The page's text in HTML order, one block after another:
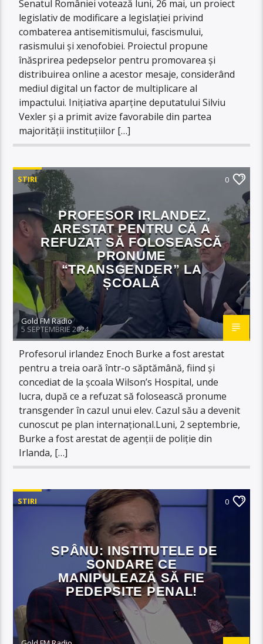
Senatul României votează luni, 26 mai, un proiect
legislativ de modificare a legislației privind
combaterea antisemitismului, fascismului,
rasismului și xenofobiei. Proiectul propune
înăsprirea pedepselor pentru promovarea și
distribuirea online a acestor mesaje, considerând
mediul digital un factor de multiplicare al
impactului. Inițiativa aparține deputatului Silviu
Vexler și a primit avize favorabile din partea
majorității instituțiilor […]
STIRI 0
PROFESOR IRLANDEZ,
ARESTAT PENTRU CĂ A
REFUZAT SĂ FOLOSEASCĂ
PRONUME
“TRANSGENDER” LA
ȘCOALĂ
Gold FM Radio
5 SEPTEMBRIE 2024
Profesorul irlandez Enoch Burke a fost arestat
pentru a treia oară într-o săptămână, fiind și
concediat de la școala Wilson’s Hospital, unde
lucra, după ce a refuzat să folosească pronume
transgender în cazul unui elev. Cazul său a devenit
cunoscut pe plan internațional.Luni, 2 septembrie,
Burke a fost arestat de agenții de poliție din
Irlanda, […]
STIRI 0
SPÂNU: INSTITUTELE DE
SONDARE CE
MANIPULEAZĂ SĂ FIE
PEDEPSITE PENAL!